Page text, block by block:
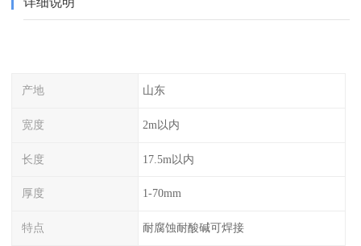
产地 山东
宽度 2m以内
长度 17.5m以内
厚度 1-70mm
特点 耐腐蚀耐酸碱可焊接